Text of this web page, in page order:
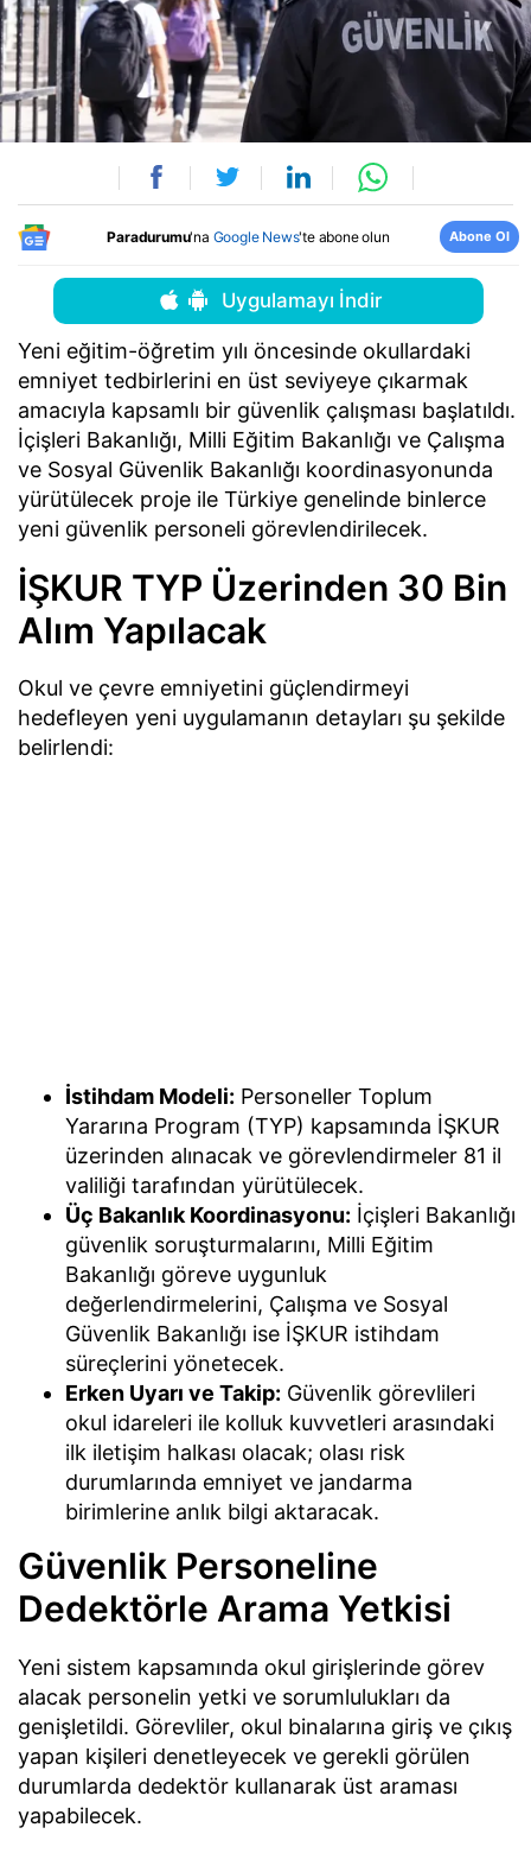
Paradurumu'na Google News'te abone olun Abone Ol
Uygulamayı İndir
Yeni eğitim-öğretim yılı öncesinde okullardaki
emniyet tedbirlerini en üst seviyeye çıkarmak
amacıyla kapsamlı bir güvenlik çalışması başlatıldı.
İçişleri Bakanlığı, Milli Eğitim Bakanlığı ve Çalışma
ve Sosyal Güvenlik Bakanlığı koordinasyonunda
yürütülecek proje ile Türkiye genelinde binlerce
yeni güvenlik personeli görevlendirilecek.
İŞKUR TYP Üzerinden 30 Bin
Alım Yapılacak
Okul ve çevre emniyetini güçlendirmeyi
hedefleyen yeni uygulamanın detayları şu şekilde
belirlendi:
İstihdam Modeli: Personeller Toplum
Yararına Program (TYP) kapsamında İŞKUR
üzerinden alınacak ve görevlendirmeler 81 il
valiliği tarafından yürütülecek.
Üç Bakanlık Koordinasyonu: İçişleri Bakanlığı
güvenlik soruşturmalarını, Milli Eğitim
Bakanlığı göreve uygunluk
değerlendirmelerini, Çalışma ve Sosyal
Güvenlik Bakanlığı ise İŞKUR istihdam
süreçlerini yönetecek.
Erken Uyarı ve Takip: Güvenlik görevlileri
okul idareleri ile kolluk kuvvetleri arasındaki
ilk iletişim halkası olacak; olası risk
durumlarında emniyet ve jandarma
birimlerine anlık bilgi aktaracak.
Güvenlik Personeline
Dedektörle Arama Yetkisi
Yeni sistem kapsamında okul girişlerinde görev
alacak personelin yetki ve sorumlulukları da
genişletildi. Görevliler, okul binalarına giriş ve çıkış
yapan kişileri denetleyecek ve gerekli görülen
durumlarda dedektör kullanarak üst araması
yapabilecek.